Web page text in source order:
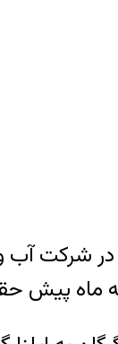
در شرکت
ماه پیش